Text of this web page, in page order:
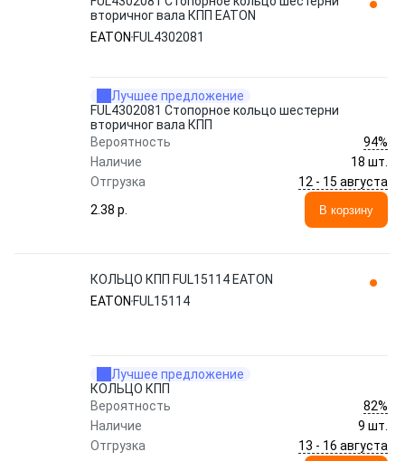
вторичног вала КПП EATON
EATON FUL4302081
Лучшее предложение
FUL4302081 Стопорное кольцо шестерни
вторичног вала КПП
Вероятность
94%
Наличие
18 шт.
Отгрузка
12 - 15 августа
2.38 p.
В корзину
КОЛЬЦО КПП FUL15114 EATON
EATON FUL15114
Лучшее предложение
КОЛЬЦО КПП
Вероятность
82%
Наличие
9 шт.
Отгрузка
13 - 16 августа